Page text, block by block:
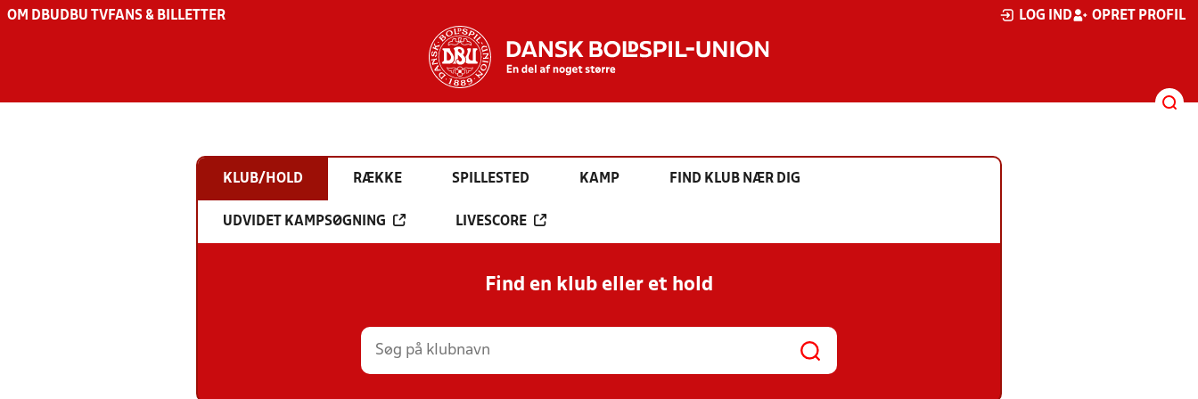
OM DBU DBU TV FANS & BILLETTER LOG IND OPRET PROFIL
KLUB/HOLD RÆKKE SPILLESTED KAMP FIND KLUB NÆR DIG
UDVIDET KAMPSØGNING LIVESCORE
Find en klub eller et hold